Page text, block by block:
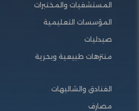
المستشفيات والمختبرات
المؤسسات التعليمية
صيدليات
منتزهات طبيعية وبحرية
الفنادق والشاليهات
مصارف